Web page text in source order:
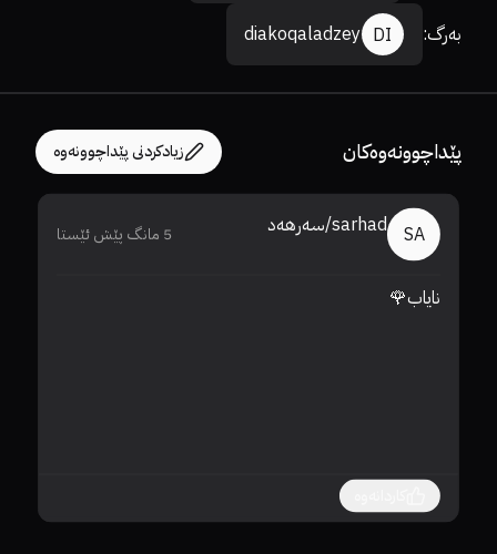
بەرگ:
DI
diakoqaladzey
پێداچوونەوەکان زیادکردنی پێداچوونەوە
SA sarhad/سەرهەد 5 مانگ پێش ئێستا
نایاب🌹